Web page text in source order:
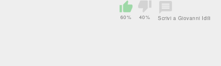
60% 40% Scrivi a Giovanni Idili